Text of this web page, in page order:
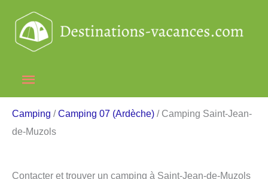
contenu
Menu
principal
Camping /Camping 07 (Ardèche) / Camping Saint-Jean-
de-Muzols
Contacter et trouver un camping à Saint-Jean-de-Muzols